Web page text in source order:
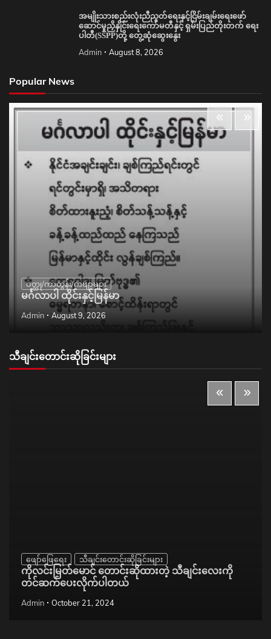
အမျိုးသားစည်းလုံးညီညွတ်ရေးနှင့်ငြိမ်းချမ်းရေးဖော်
ဆောင်မှုညှိနှိုင်းရေးကော်မတီနှင့် ရှမ်းပြည်တိုးတက် ရေး
ပါတီ(SSPP)တို့ တွေ့ဆုံဆွေးနွေး
Admin August 8, 2026
Popular News
ဝတ္ထု/ကာတွန်း/ကဗျာများ
မင်္ဂလာပါ ထိုင်းနှင့်မြန်မာ
Admin August 9, 2026
သီချင်းတောင်းဆိုခြင်းများ
ဖျော်ဖြေရေး သီချင်းတောင်းဆိုခြင်းများ
ကိုလင်းမြတ်မောင် တောင်းဆိုထားတဲ့ သီချင်းလေးကို
တင်ဆက်ပေးလိုက်ပါတယ်
Admin October 21, 2024